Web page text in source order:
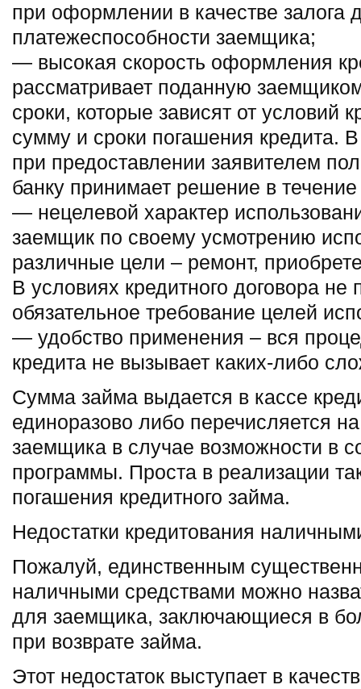
при оформлении в качестве залога
платежеспособности заемщика;
— высокая скорость оформления
рассматривает поданную
сроки, которые зависят от условий
сумму и сроки погашения кредита.
при предоставлении заявителем
банку принимает решение в
— нецелевой характер
заемщик по своему усмотрению
различные цели – ремонт,
В условиях кредитного договора не
обязательное требование целей
— удобство применения – вся
кредита не вызывает каких-либо
Сумма займа выдается в кассе
единоразово либо перечисляется
заемщика в случае возможности в
программы. Проста в реализации
погашения кредитного займа.
Недостатки кредитования
Пожалуй, единственным
наличными средствами можно
для заемщика, заключающиеся в
при возврате займа.
Этот недостаток выступает в